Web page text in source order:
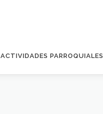
ACTIVIDADES PARROQUIALES